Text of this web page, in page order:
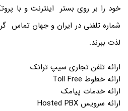
شماره تلفنی در ایران و جهان تماس
لذت ببرند.
ارائه تلفن تجاری سیپ ترانک
ارائه خطوط Toll Free
ارائه خدمات پیامک
ارائه سرویس Hosted PBX